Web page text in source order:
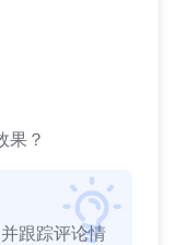
果？
跟踪评论情